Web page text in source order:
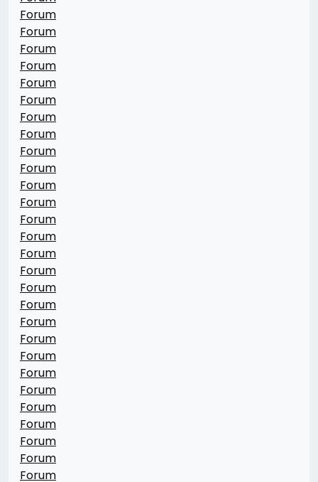
Forum
Forum
Forum
Forum
Forum
Forum
Forum
Forum
Forum
Forum
Forum
Forum
Forum
Forum
Forum
Forum
Forum
Forum
Forum
Forum
Forum
Forum
Forum
Forum
Forum
Forum
Forum
Forum